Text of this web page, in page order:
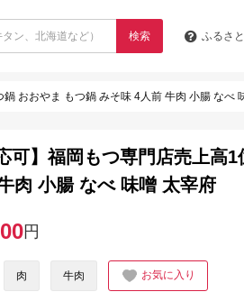
検索 ふるさ
おおやま もつ鍋 みそ味 4人前 牛肉 小腸 なべ
可】福岡もつ専門店売上高
肉 小腸 なべ 味噌 太宰府
円
肉 牛肉 お気に入り